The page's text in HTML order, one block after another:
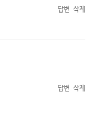
답변 삭제
답변 삭제